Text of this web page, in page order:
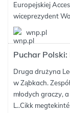
Europejskiej
wiceprezydent
wnp.pl
Puchar
Druga drużyna
w Ząbkach.
młodych graczy,
L..Cikk